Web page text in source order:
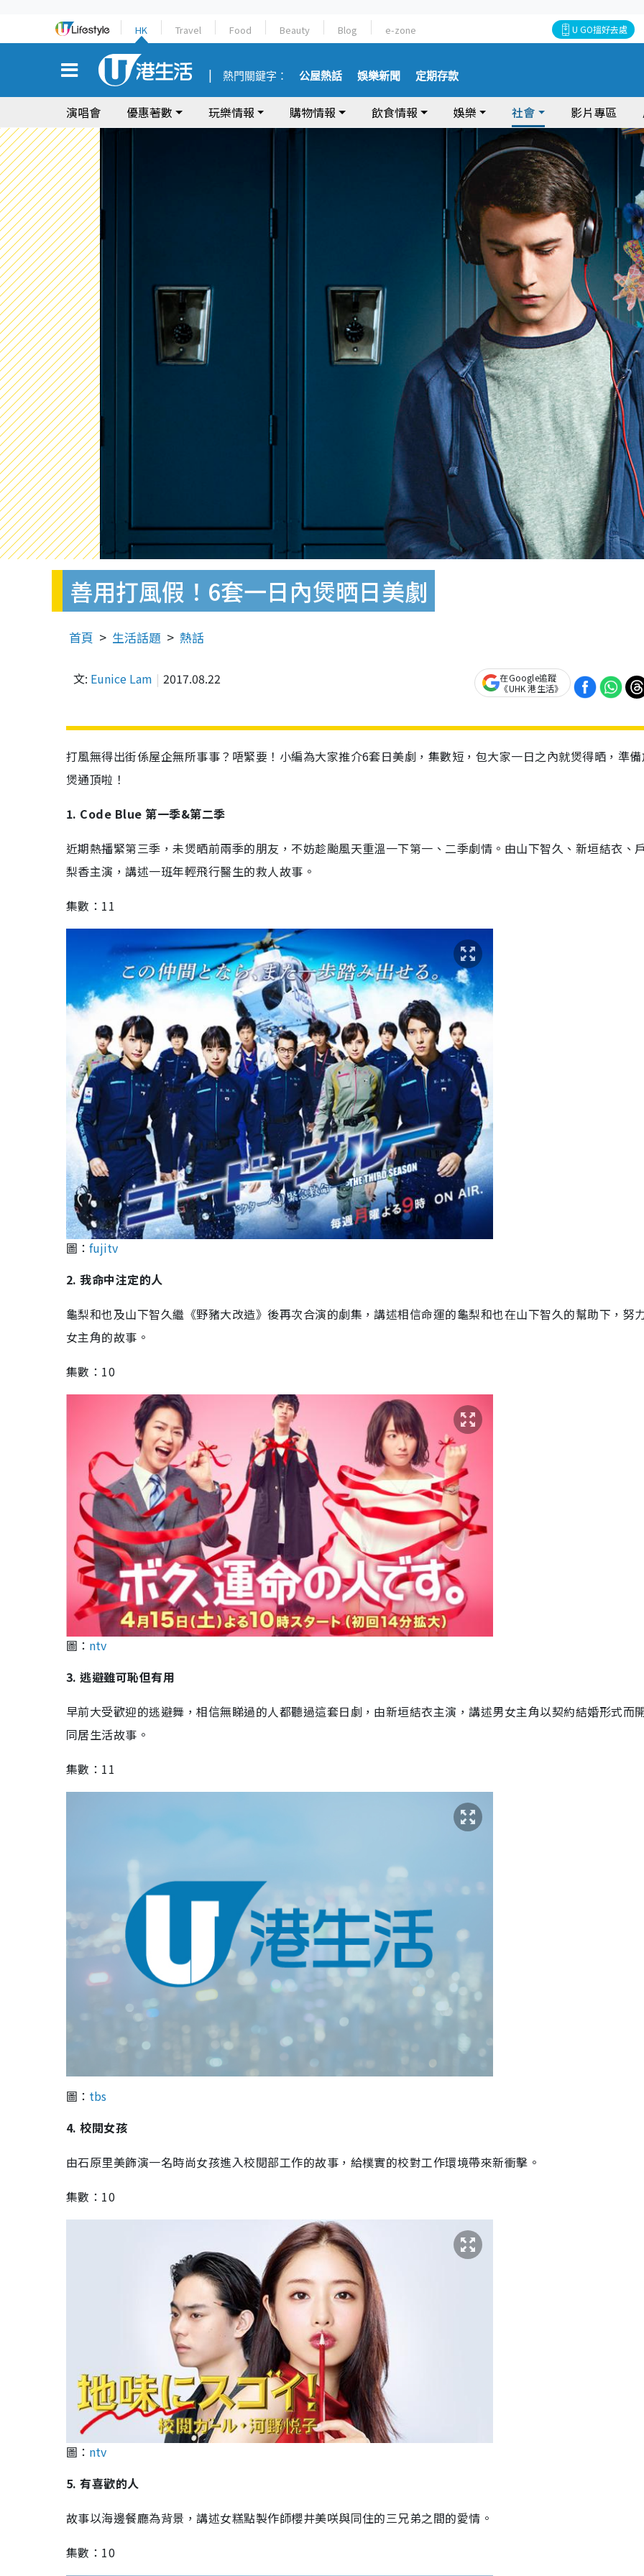
HK Travel Food Beauty Blog e-zone U GO搵好去處
熱門關鍵字： 公屋熱話 娛樂新聞 定期存款
演唱會 優惠著數 玩樂情報 購物情報 飲食情報 娛樂 社會 影片專區
善用打風假！6套一日內煲晒日美劇
首頁 生活話題 熱話
文: Eunice Lam 2017.08.22
在Google追蹤
《UHK 港生活》
打風無得出街係屋企無所事事？唔緊要！小編為大家推介6套日美劇，集數短，包大家一日之內就煲得晒，準
煲通頂啦！
1. Code Blue 第一季&第二季
近期熱播緊第三季，未煲晒前兩季的朋友，不妨趁颱風天重溫一下第一、二季劇情。由山下智久、新垣結衣、
梨香主演，講述一班年輕飛行醫生的救人故事。
集數：11
圖： fujitv
2. 我命中注定的人
龜梨和也及山下智久繼《野豬大改造》後再次合演的劇集，講述相信命運的龜梨和也在山下智久的幫助下，努
女主角的故事。
集數：10
圖： ntv
3. 逃避雖可恥但有用
早前大受歡迎的逃避舞，相信無睇過的人都聽過這套日劇，由新垣結衣主演，講述男女主角以契約結婚形式而
同居生活故事。
集數：11
圖： tbs
4. 校閱女孩
由石原里美飾演一名時尚女孩進入校閱部工作的故事，給樸實的校對工作環境帶來新衝擊。
集數：10
圖： ntv
5. 有喜歡的人
故事以海邊餐廳為背景，講述女糕點製作師櫻井美咲與同住的三兄弟之間的愛情。
集數：10